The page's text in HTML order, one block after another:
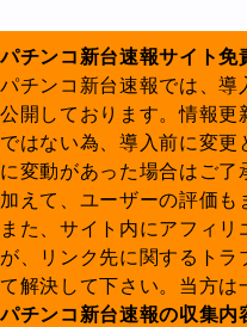
パチンコ新台速報サイト免
パチンコ新台速報では、導
公開しております。情報
ではない為、導入前に変更
に変動があった場合はご了
加えて、ユーザーの評価も
また、サイト内にアフィ
が、リンク先に関するトラ
て解決して下さい。当方は
パチンコ新台速報の収集内